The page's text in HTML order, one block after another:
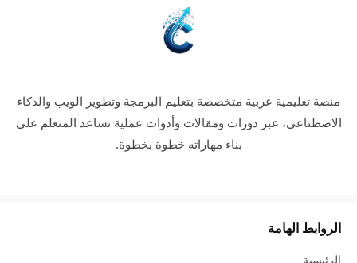
منصة تعليمية عربية متخصصة بتعليم البرمجة وتطوير الويب والذكاء
الاصطناعي، عبر دورات ومقالات وأدوات عملية تساعد المتعلم على
بناء مهاراته خطوة بخطوة.
الروابط الهامة
الرئيسية